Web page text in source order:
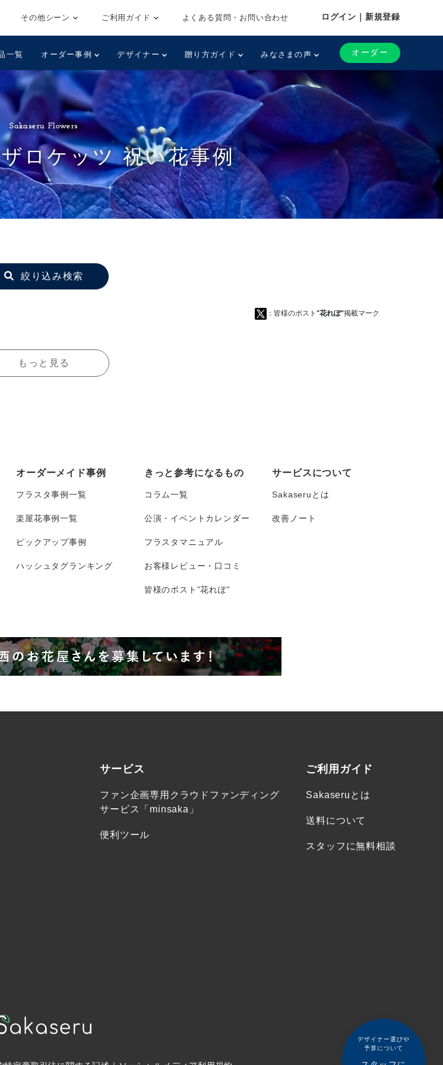
その他シーン ご利用ガイド よくある質問・お問い合わせ ログイン｜新規登録
一覧 オーダー事例 デザイナー 贈り方ガイド みなさまの声 オーダー
デザイナー選びや
予算について
Sakaseru Flowers
ロケッツ 祝い花事例
絞り込み検索
：皆様のポスト “花れぽ”掲載マーク
もっと見る
オーダーメイド事例
フラスタ事例一覧
楽屋花事例一覧
ピックアップ事例
ハッシュタグランキング
きっと参考になるもの
コラム一覧
公演・イベントカレンダー
フラスタマニュアル
お客様レビュー・口コミ
皆様のポスト”花れぽ”
サービスについて
Sakaseruとは
改善ノート
サービス
ファン企画専用クラウドファンディング
サービス「minsaka」
便利ツール
ご利用ガイド
Sakaseruとは
送料について
スタッフに無料相談